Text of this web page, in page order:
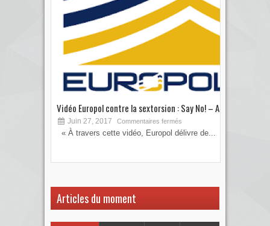
Vidéo Europol contre la sextorsion : Say No! – A...
Juin 27, 2017 Commentaires fermés
« À travers cette vidéo, Europol délivre de...
Articles du moment